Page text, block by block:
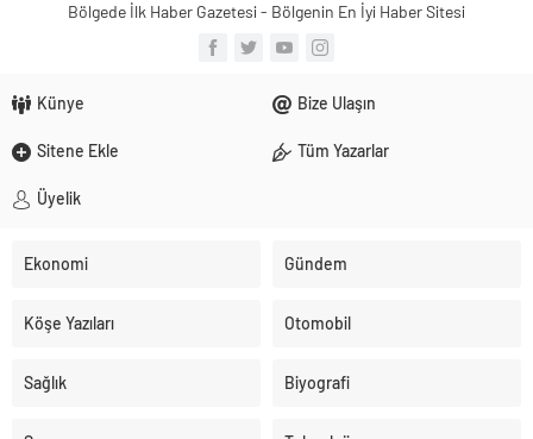
Bölgede İlk Haber Gazetesi - Bölgenin En İyi Haber Sitesi
Künye Bize Ulaşın
Sitene Ekle Tüm Yazarlar
Üyelik
Ekonomi Gündem
Köşe Yazıları Otomobil
Sağlık Biyografi